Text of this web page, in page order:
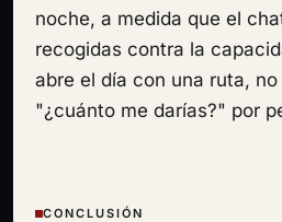
noche, a medida que el
recogidas contra la
abre el día con una ruta,
"¿cuánto me darías?" por
CONCLUSIÓN